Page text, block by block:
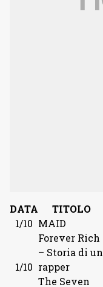
DATA TITOLO
1/10 MAID
1/10
Forever Rich
– Storia di un
rapper
The Seven